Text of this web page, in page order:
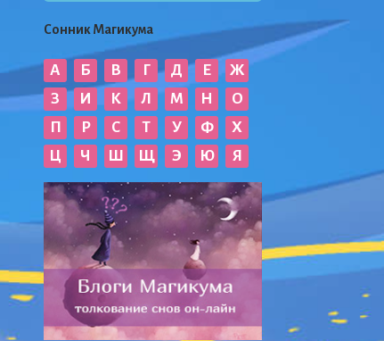
Сонник Магикума
А Б В Г Д Е
Ж
З
И К Л М Н
О
П
Р С Т У Ф
Х
Ц
Ч Ш Щ Э Ю Я